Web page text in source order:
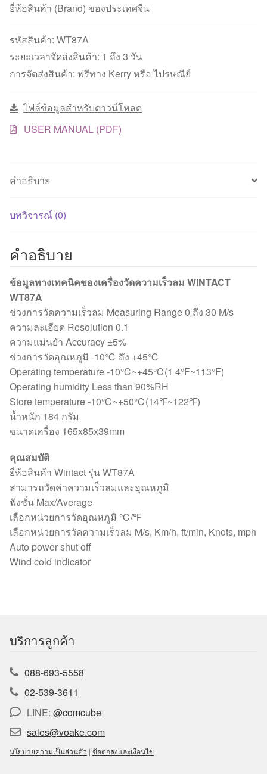
เครื่อง
วัด
ความเร็ว
ลม
แบบ
ใบพัด
Anemometer
ชิ้น
ยี่ห้อสินค้า (Brand) ของประเทศจีน
รหัสสินค้า: WT87A
ระยะเวลาจัดส่งสินค้า: 1 ถึง 3 วัน
การจัดส่งสินค้า: ฟรีทาง Kerry หรือ ไปรษณีย์
ไฟล์ข้อมูลสำหรับดาวน์โหลด
USER MANUAL (PDF)
คำอธิบาย
บทวิจารณ์ (0)
คำอธิบาย
ข้อมูลทางเทคนิคของเครื่องวัดความเร็วลม WINTACT
WT87A
ช่วงการวัดความเร็วลม Measuring Range 0 ถึง 30 M/s
ความละเอียด Resolution 0.1
ความแม่นยำ Accuracy ±5%
ช่วงการวัดอุณหภูมิ -10℃ ถึง +45℃
Operating temperature -10℃~+45℃(1 4°F~113°F)
Operating humidity Less than 90%RH
Store temperature -10℃~+50℃(14℉~122℉)
น้ำหนัก 184 กรัม
ขนาดเครื่อง 165x85x39mm
คุณสมบัติ
ยี่ห้อสินค้า Wintact รุ่น WT87A
สามารถวัดค่าความเร็วลมและอุณหภูมิ
ฟังชั่น Max/Average
เลือกหน่วยการวัดอุณหภูมิ ℃/℉
เลือกหน่วยการวัดความเร็วลม M/s, Km/h, ft/min, Knots, mph
Auto power shut off
Wind cold indicator
บริการลูกค้า
088-693-5558
02-539-3611
LINE: @comcube
sales@voake.com
นโยบายความเป็นส่วนตัว | ข้อตกลงและเงื่อนไข